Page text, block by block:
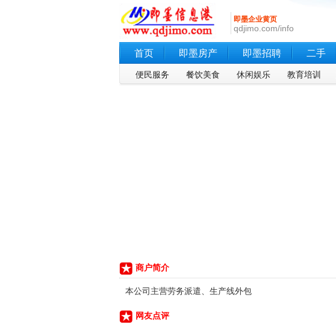
即墨企业黄页
qdjimo.com/info
首页 即墨房产 即墨招聘 二手
便民服务 餐饮美食 休闲娱乐 教育培训
商户简介
本公司主营劳务派遣、生产线外包
网友点评